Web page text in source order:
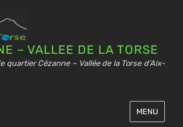
– VALLEE DE LA TORSE
quartier Cézanne – Vallée de la Torse d’Aix-
MENU